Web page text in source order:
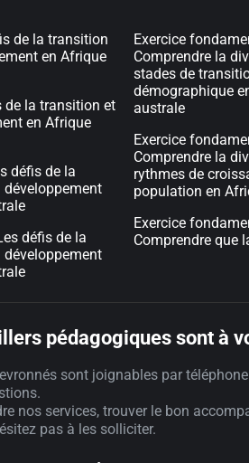
de la transition
en Afrique
de la transition et
en Afrique
défis de la
défis de la
Exercice
Comprendre la
stades de
démographique
australe
Exercice
Comprendre la
rythmes de
population en
Exercice
Comprendre que
pédagogiques sont à
sont joignables par
nos services, trouver le bon
pas à les solliciter.